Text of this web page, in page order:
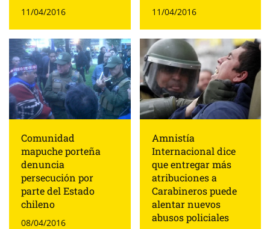
11/04/2016 11/04/2016
Comunidad
mapuche porteña
denuncia
persecución por
parte del Estado
chileno
08/04/2016
Amnistía
Internacional dice
que entregar más
atribuciones a
Carabineros puede
alentar nuevos
abusos policiales